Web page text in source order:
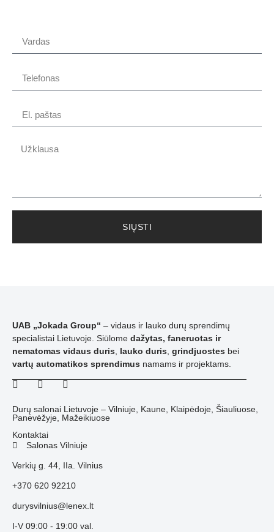
SIŲSTI
UAB „Jokada Group“ – vidaus ir lauko durų sprendimų
specialistai Lietuvoje. Siūlome dažytas, faneruotas ir
nematomas vidaus duris lauko duris grindjuostes bei
vartų automatikos sprendimus namams ir projektams.
Durų salonai Lietuvoje – Vilniuje, Kaune, Klaipėdoje, Šiauliuose,
Panevėžyje, Mažeikiuose
Kontaktai
Salonas Vilniuje
Verkių g. 44, IIa. Vilnius
+370 620 92210
durysvilnius@lenex.lt
I-V 09:00 - 19:00 val.